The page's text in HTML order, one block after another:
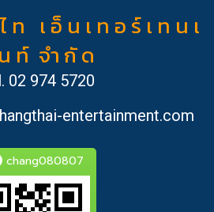
เ อ็ น เ ท อ ร์ เ ท น เ
ท์ จำ กั ด
02 974 5720
entertainment.com
chang080807